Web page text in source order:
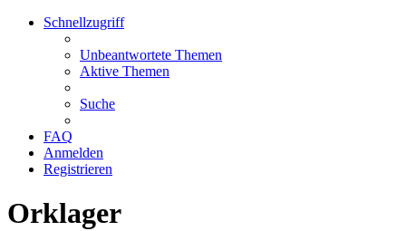
Schnellzugriff
Unbeantwortete Themen
Aktive Themen
Suche
FAQ
Anmelden
Registrieren
Orklager